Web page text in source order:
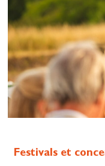
Festivals et